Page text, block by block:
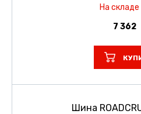
На
7 362
Шина